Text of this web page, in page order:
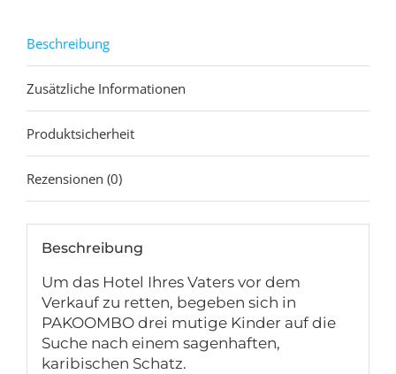
Beschreibung
Zusätzliche Informationen
Produktsicherheit
Rezensionen (0)
Beschreibung
Um das Hotel Ihres Vaters vor dem
Verkauf zu retten, begeben sich in
PAKOOMBO drei mutige Kinder auf die
Suche nach einem sagenhaften,
karibischen Schatz.